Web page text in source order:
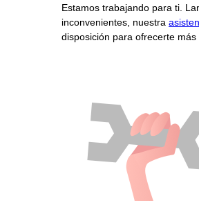
Estamos trabajando para ti.
inconvenientes, nuestra
disposición para ofrecerte más